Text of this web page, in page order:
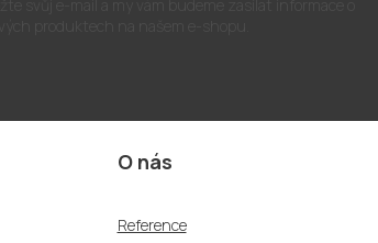
O nás
Reference